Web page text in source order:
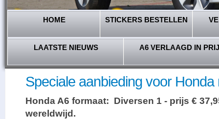
HOME STICKERS BESTELLEN
LAATSTE NIEUWS A6 VERLAAGD IN
Speciale aanbieding voor Honda
Honda A6 formaat: Diversen 1 - prijs €
wereldwijd.